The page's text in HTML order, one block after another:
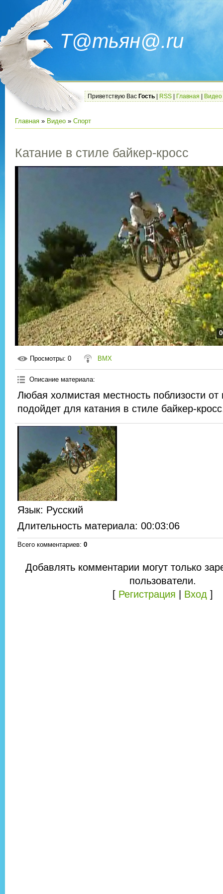
Т@тьян@.ru
Приветствую Вас Гость RSS Главная Видео
Главная » Видео » Спорт
Катание в стиле байкер-кросс
Просмотры: 0 BMX
Описание материала:
Любая холмистая местность поблизости
подойдет для катания в стиле байкер-
Язык: Русский
Длительность материала: 00:03:06
Всего комментариев: 0
Добавлять комментарии могут только
пользователи.
[ Регистрация Вход ]